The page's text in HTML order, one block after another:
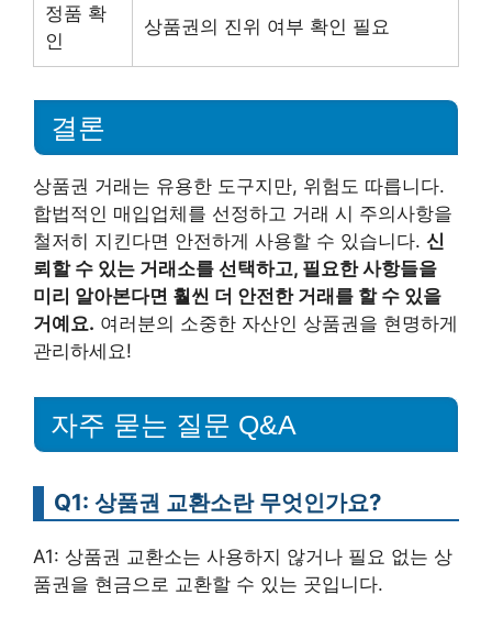
정품 확
인
상품권의 진위 여부 확인 필요
결론
상품권 거래는 유용한 도구지만, 위험도 따릅니다.
합법적인 매입업체를 선정하고 거래 시 주의사항을
철저히 지킨다면 안전하게 사용할 수 있습니다. 신
뢰할 수 있는 거래소를 선택하고, 필요한 사항들을
미리 알아본다면 훨씬 더 안전한 거래를 할 수 있을
거예요. 여러분의 소중한 자산인 상품권을 현명하게
관리하세요!
자주 묻는 질문 Q&A
Q1: 상품권 교환소란 무엇인가요?
A1: 상품권 교환소는 사용하지 않거나 필요 없는 상
품권을 현금으로 교환할 수 있는 곳입니다.